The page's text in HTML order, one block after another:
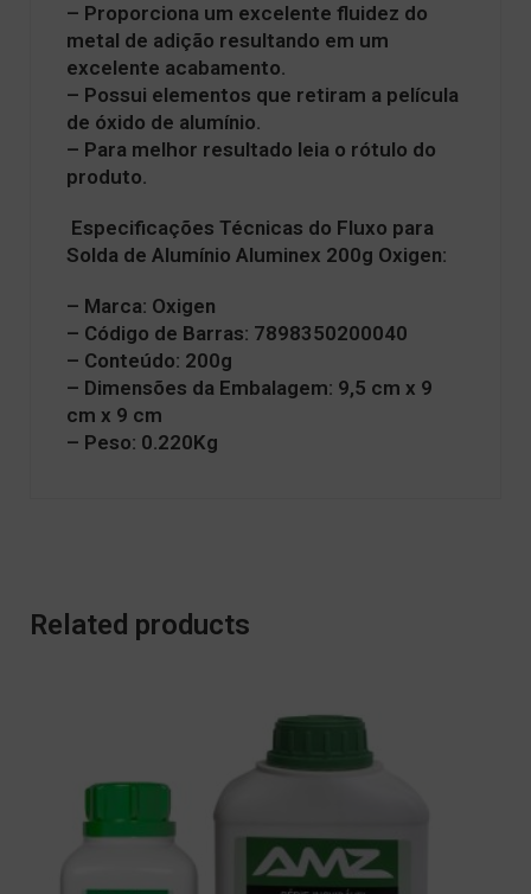
– Proporciona um excelente fluidez do
metal de adição resultando em um
excelente acabamento.
– Possui elementos que retiram a película
de óxido de alumínio.
– Para melhor resultado leia o rótulo do
produto.
Especificações Técnicas do Fluxo para
Solda de Alumínio Aluminex 200g Oxigen:
– Marca: Oxigen
– Código de Barras: 7898350200040
– Conteúdo: 200g
– Dimensões da Embalagem: 9,5 cm x 9
cm x 9 cm
– Peso: 0.220Kg
Related products